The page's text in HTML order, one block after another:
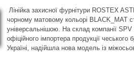
Лінійка захисної фурнітури ROSTEX
чорному матовому кольорі BLACK_MAT
універсальнішою. На склад компанії
офіційного імпортера продукції
Україні, надійшла нова модель із